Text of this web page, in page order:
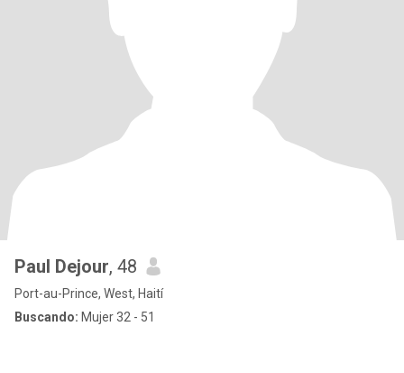
Paul Dejour, 48
Port-au-Prince, West, Haití
Buscando: Mujer 32 - 51